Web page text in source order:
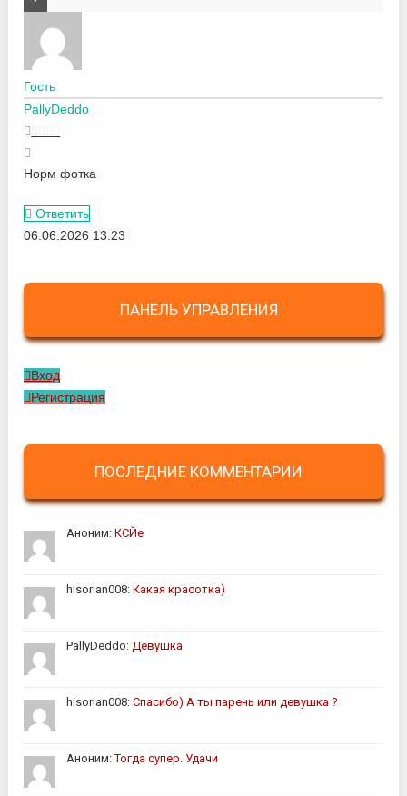
Гость
PallyDeddo
Норм фотка
Ответить
06.06.2026 13:23
ПАНЕЛЬ УПРАВЛЕНИЯ
Вход
Регистрация
ПОСЛЕДНИЕ КОММЕНТАРИИ
Аноним: КСЙе
hisorian008: Какая красотка)
PallyDeddo: Девушка
hisorian008: Спасибо) А ты парень или девушка ?
Аноним: Тогда супер. Удачи